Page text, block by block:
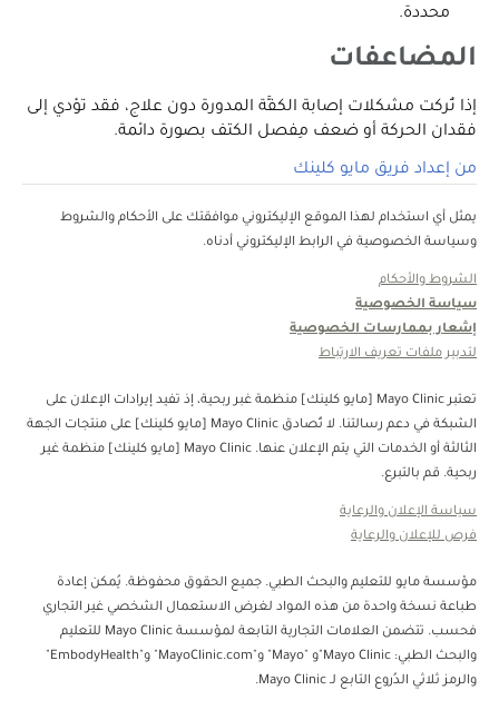
محددة.
المضاعفات
إذا تُركت مشكلات إصابة الكفَّة المدورة دون علاج، فقد تؤدي إلى
فقدان الحركة أو ضعف مِفصل الكتف بصورة دائمة.
من إعداد فريق مايو كلينك
يمثل أي استخدام لهذا الموقع الإليكتروني موافقتك على الأحكام والشروط
وسياسة الخصوصية في الرابط الإليكتروني أدناه.
الشروط والأحكام
سياسة الخصوصية
إشعار بممارسات الخصوصية
لتدبير ملفات تعريف الارتباط
تعتبر Mayo Clinic [مايو كلينك] منظمة غبر ربحية، إذ تفيد إيرادات الإعلان على
الشبكة في دعم رسالتنا. لا تُصادق Mayo Clinic [مايو كلينك] على منتجات الجهة
الثالثة أو الخدمات التي يتم الإعلان عنها. Mayo Clinic [مايو كلينك] منظمة غير
ربحية. قم بالتبرع.
سياسة الإعلان والرعاية
فرص للإعلان والرعاية
مؤسسة مايو للتعليم والبحث الطبي. جميع الحقوق محفوظة. يُمكن إعادة
طباعة نسخة واحدة من هذه المواد لغرض الاستعمال الشخصي غير التجاري
فحسب. تتضمن العلامات التجارية التابعة لمؤسسة Mayo Clinic للتعليم
والبحث الطبي: Mayo Clinic"و "Mayo" و"MayoClinic.com" و"EmbodyHealth"
والرمز ثلاثي الدُروع التابع لـ Mayo Clinic.